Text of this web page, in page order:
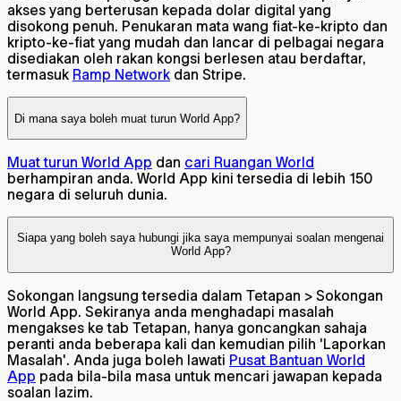
akses yang berterusan kepada dolar digital yang
disokong penuh. Penukaran mata wang fiat-ke-kripto dan
kripto-ke-fiat yang mudah dan lancar di pelbagai negara
disediakan oleh rakan kongsi berlesen atau berdaftar,
termasuk Ramp Network dan Stripe.
Di mana saya boleh muat turun World App?
Muat turun World App dan cari Ruangan World
berhampiran anda. World App kini tersedia di lebih 150
negara di seluruh dunia.
Siapa yang boleh saya hubungi jika saya mempunyai soalan mengenai
World App?
Sokongan langsung tersedia dalam Tetapan > Sokongan
World App. Sekiranya anda menghadapi masalah
mengakses ke tab Tetapan, hanya goncangkan sahaja
peranti anda beberapa kali dan kemudian pilih 'Laporkan
Masalah'. Anda juga boleh lawati Pusat Bantuan World
App pada bila-bila masa untuk mencari jawapan kepada
soalan lazim.